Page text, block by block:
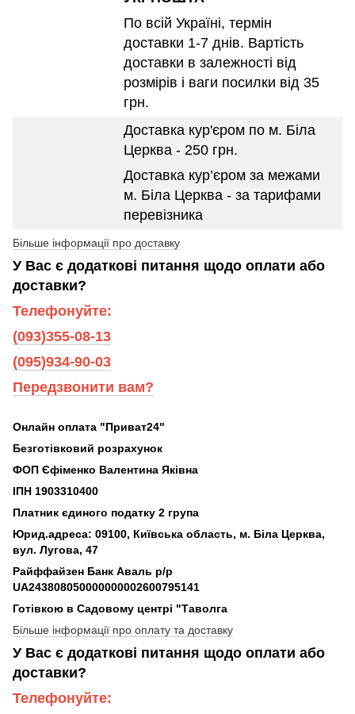
По всій Україні, термін
доставки 1-7 днів. Вартість
доставки в залежності від
розмірів і ваги посилки від 35
грн.
Доставка кур'єром по м. Біла
Церква - 250 грн.
Доставка кур’єром за межами
м. Біла Церква - за тарифами
перевізника
Більше інформації про доставку
У Вас є додаткові питання щодо оплати або
доставки?
Телефонуйте:
(093)355-08-13
(095)934-90-03
Передзвонити вам?
Онлайн оплата "Приват24"
Безготівковий розрахунок
ФОП Єфіменко Валентина Яківна
ІПН 1903310400
Платник єдиного податку 2 група
Юрид.адреса: 09100, Київська область, м. Біла Церква,
вул. Лугова, 47
Райффайзен Банк Аваль р/р
UA243808050000000002600795141
Готівкою в Садовому центрі "Таволга
Більше інформації про оплату та доставку
У Вас є додаткові питання щодо оплати або
доставки?
Телефонуйте: